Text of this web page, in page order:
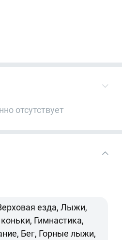
отсутствует
езда, Лыжи,
Гимнастика,
Бег, Горные лыжи,